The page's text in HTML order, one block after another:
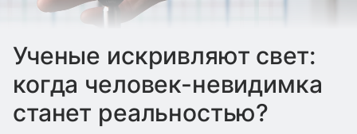
Ученые искривляют свет:
когда человек-невидимка
станет реальностью?